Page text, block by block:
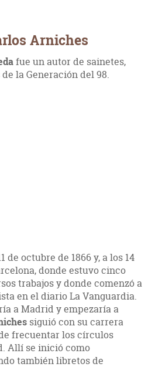
Arniches
fue un autor de sainetes,
la Generación del 98.
de octubre de 1866 y, a los 14
donde estuvo cinco
trabajos y donde comenzó a
en el diario La Vanguardia.
a Madrid y empezaría a
siguió con su carrera
frecuentar los círculos
Allí se inició como
también libretos de